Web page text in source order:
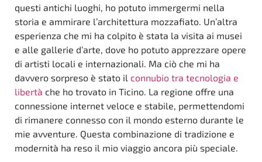
questi antichi luoghi, ho potuto immergermi nella
storia e ammirare l’architettura mozzafiato. Un’altra
esperienza che mi ha colpito è stata la visita ai musei
e alle gallerie d’arte, dove ho potuto apprezzare opere
di artisti locali e internazionali. Ma ciò che mi ha
davvero sorpreso è stato il connubio tra tecnologia e
libertà che ho trovato in Ticino. La regione offre una
connessione internet veloce e stabile, permettendomi
di rimanere connesso con il mondo esterno durante le
mie avventure. Questa combinazione di tradizione e
modernità ha reso il mio viaggio ancora più speciale.